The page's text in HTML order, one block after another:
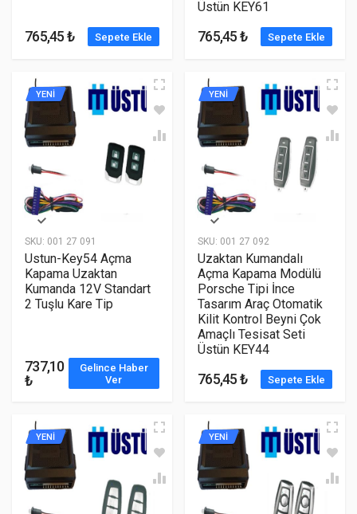
765,45 ₺ Sepete Ekle
Üstün KEY61
765,45 ₺ Sepete Ekle
SKU: 001 27 091
YENİ
Ustun-Key54 Açma
Kapama Uzaktan
Kumanda 12V Standart
2 Tuşlu Kare Tip
737,10
₺
Gelince Haber
Ver
SKU: 001 27 092
YENİ
Uzaktan Kumandalı
Açma Kapama Modülü
Porsche Tipi İnce
Tasarım Araç Otomatik
Kilit Kontrol Beyni Çok
Amaçlı Tesisat Seti
Üstün KEY44
765,45 ₺ Sepete Ekle
YENİ YENİ